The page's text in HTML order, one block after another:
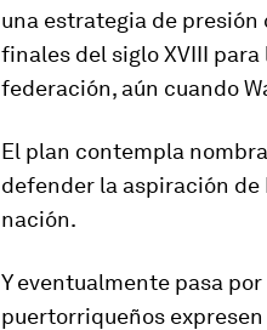
una estrategia de presión
finales del siglo XVIII
federación, aún cuando
El plan contempla
defender la aspiración de
nación.
Y eventualmente pasa
puertorriqueños